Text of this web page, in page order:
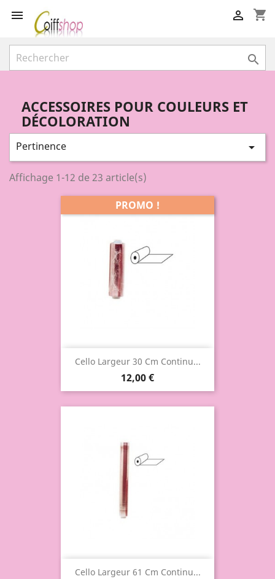
 shopping_cart


ACCESSOIRES POUR COULEURS ET
DÉCOLORATION
Pertinence 
Affichage 1-12 de 23 article(s)
Cello Largeur 30 Cm Continu...
12,00 €
PROMO !
Cello Largeur 61 Cm Continu...